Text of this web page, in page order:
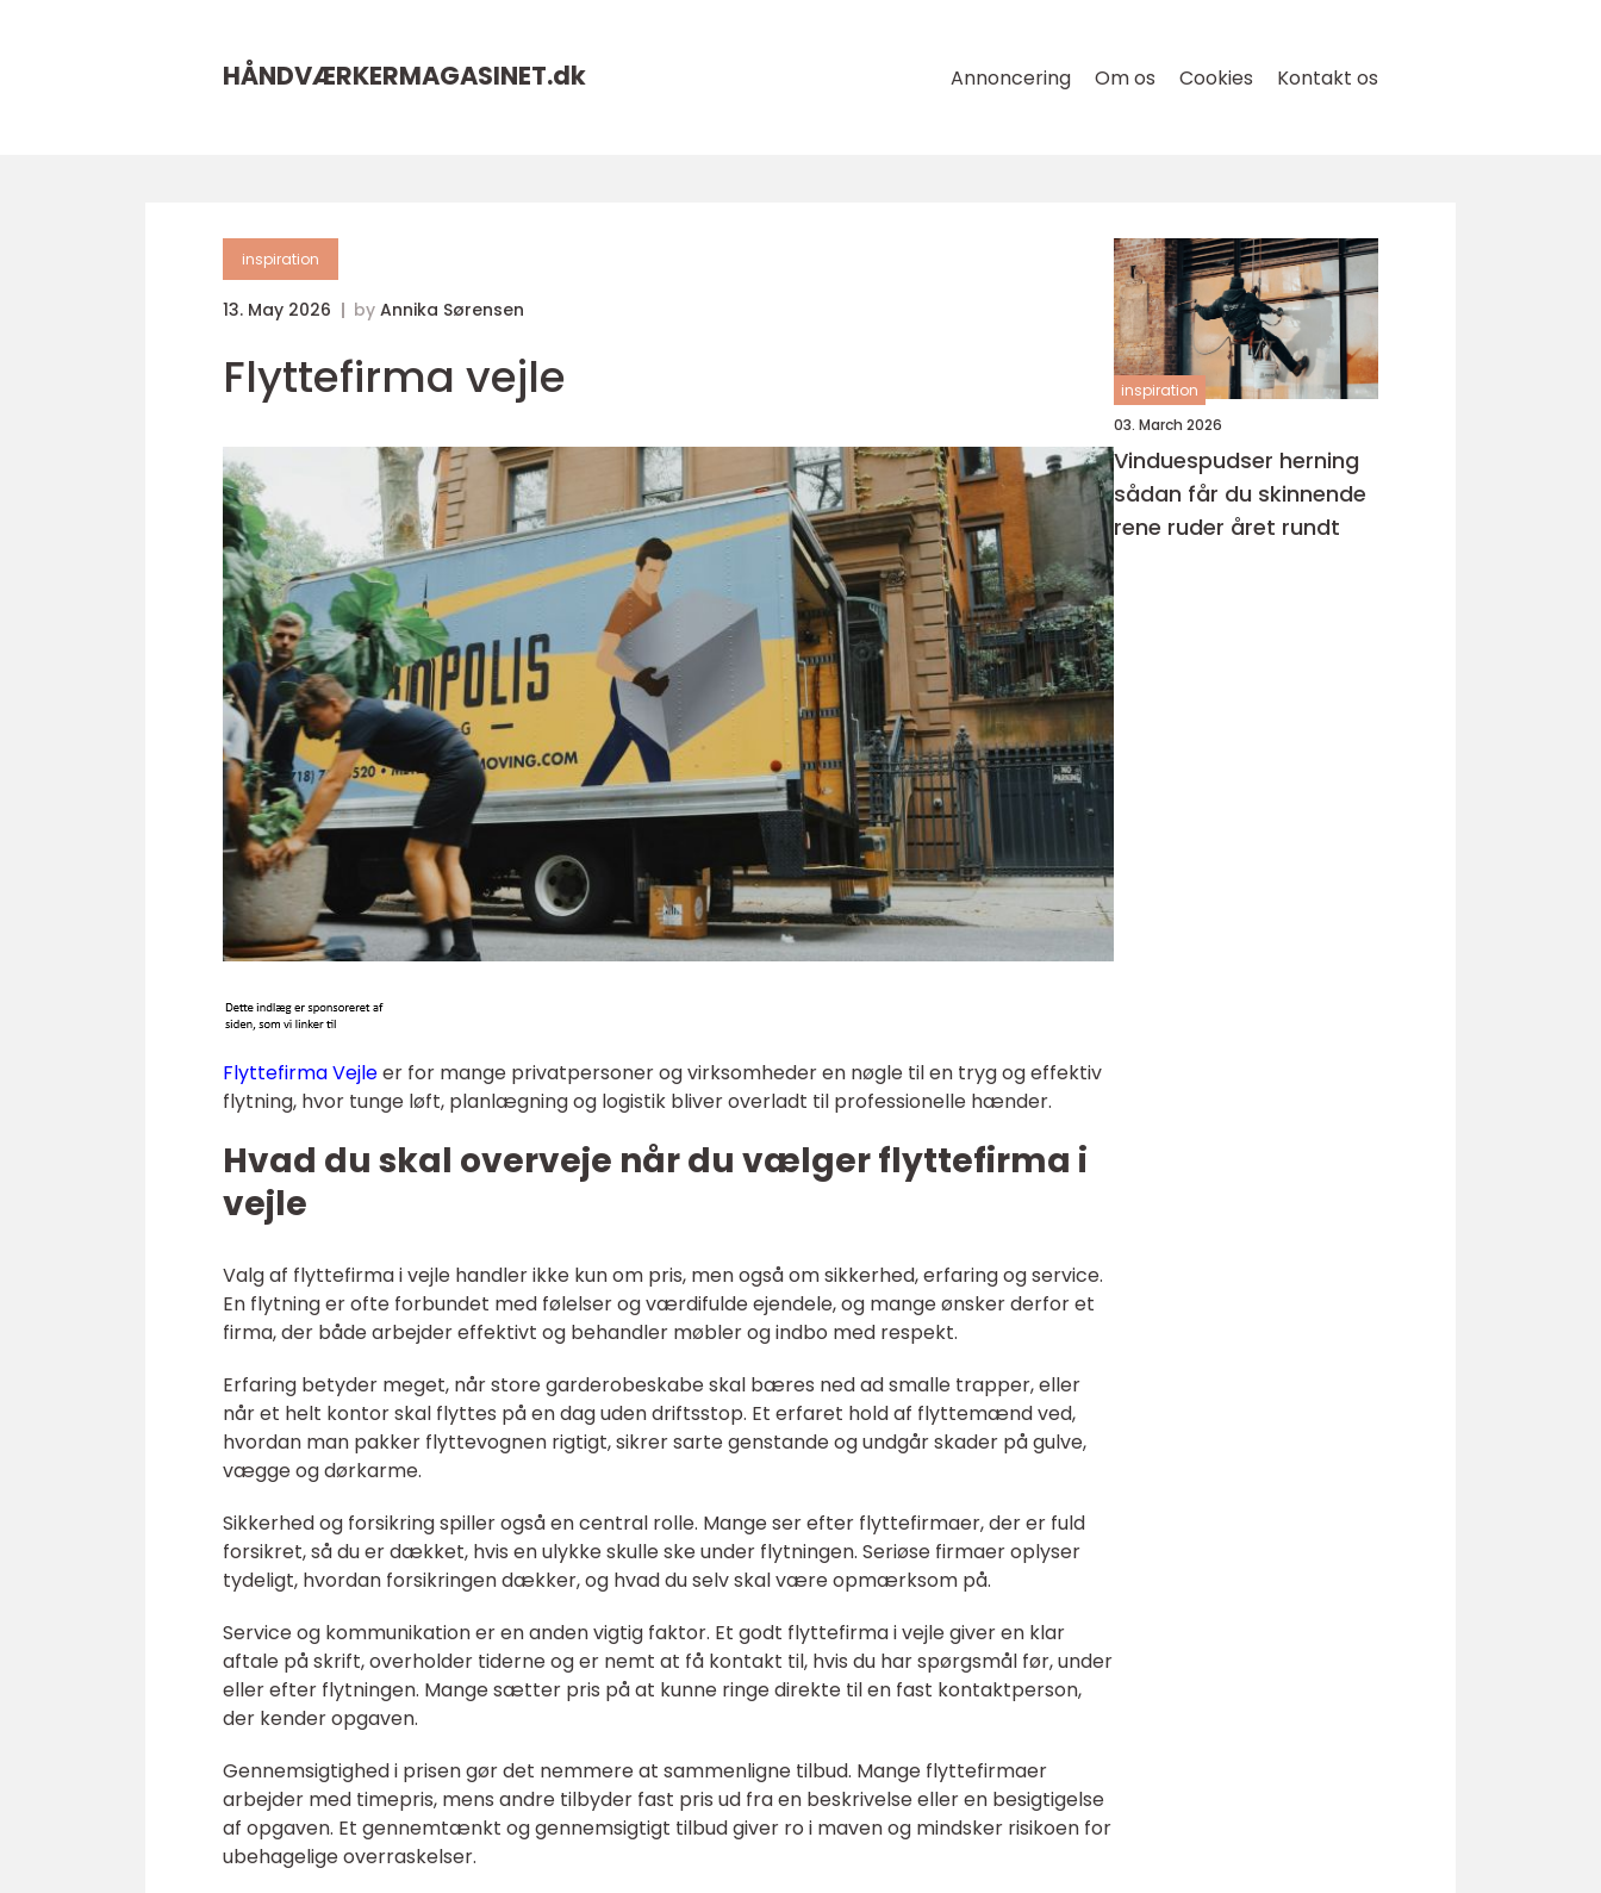
HÅNDVÆRKERMAGASINET.dk Annoncering Om os Cookies Kontakt os
inspiration
13. May 2026 by Annika Sørensen
Flyttefirma vejle
Flyttefirma Vejleer for mange privatpersoner og virksomheder en nøgle til en tryg og effektiv
flytning, hvor tunge løft, planlægning og logistik bliver overladt til professionelle hænder.
Hvad du skal overveje når du vælger flyttefirma i
vejle
Valg af flyttefirma i vejle handler ikke kun om pris, men også om sikkerhed, erfaring og service.
En flytning er ofte forbundet med følelser og værdifulde ejendele, og mange ønsker derfor et
firma, der både arbejder effektivt og behandler møbler og indbo med respekt.
Erfaring betyder meget, når store garderobeskabe skal bæres ned ad smalle trapper, eller
når et helt kontor skal flyttes på en dag uden driftsstop. Et erfaret hold af flyttemænd ved,
hvordan man pakker flyttevognen rigtigt, sikrer sarte genstande og undgår skader på gulve,
vægge og dørkarme.
Sikkerhed og forsikring spiller også en central rolle. Mange ser efter flyttefirmaer, der er fuld
forsikret, så du er dækket, hvis en ulykke skulle ske under flytningen. Seriøse firmaer oplyser
tydeligt, hvordan forsikringen dækker, og hvad du selv skal være opmærksom på.
Service og kommunikation er en anden vigtig faktor. Et godt flyttefirma i vejle giver en klar
aftale på skrift, overholder tiderne og er nemt at få kontakt til, hvis du har spørgsmål før, under
eller efter flytningen. Mange sætter pris på at kunne ringe direkte til en fast kontaktperson,
der kender opgaven.
Gennemsigtighed i prisen gør det nemmere at sammenligne tilbud. Mange flyttefirmaer
arbejder med timepris, mens andre tilbyder fast pris ud fra en beskrivelse eller en besigtigelse
af opgaven. Et gennemtænkt og gennemsigtigt tilbud giver ro i maven og mindsker risikoen for
ubehagelige overraskelser.
inspiration
03. March 2026
Vinduespudser herning
sådan får du skinnende
rene ruder året rundt